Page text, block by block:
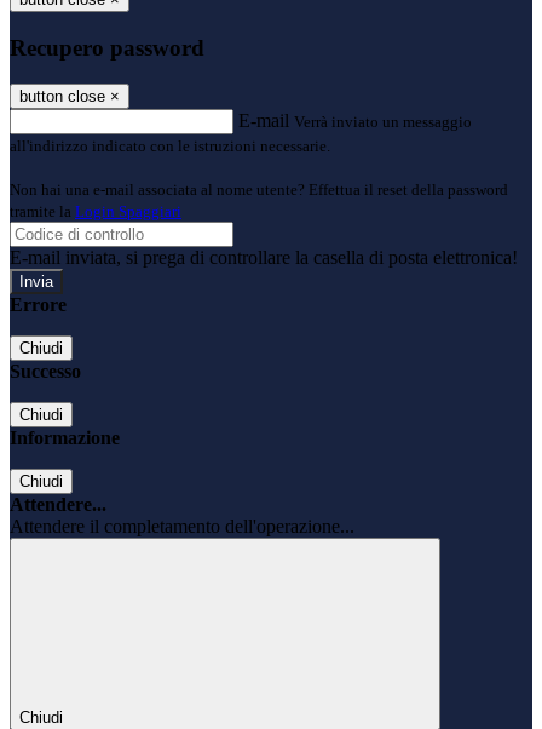
Recupero password
button close ×
E-mail Verrà inviato un messaggio
all'indirizzo indicato con le istruzioni necessarie.
Non hai una e-mail associata al nome utente? Effettua il reset della password
tramite la Login Spaggiari
E-mail inviata, si prega di controllare la casella di posta elettronica!
Errore
Chiudi
Successo
Chiudi
Informazione
Chiudi
Attendere...
Attendere il completamento dell'operazione...
Chiudi